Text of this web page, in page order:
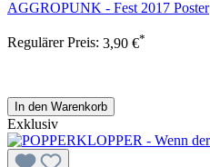
AGGROPUNK - Fest 2017 Poster
Regulärer Preis: 3,90 €*
In den Warenkorb
Exklusiv